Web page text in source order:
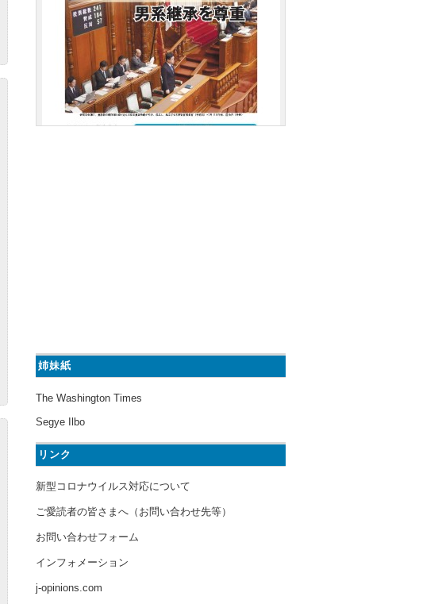
姉妹紙
The Washington Times
Segye Ilbo
リンク
新型コロナウイルス対応について
ご愛読者の皆さまへ（お問い合わせ先等）
お問い合わせフォーム
インフォメーション
j-opinions.com